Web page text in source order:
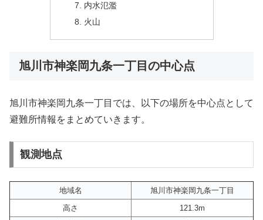
内水氾濫
火山
旭川市神楽岡九条一丁目の中心点
旭川市神楽岡九条一丁目では、以下の場所を中心点として
避難所情報をまとめていきます。
観測地点
地域名
旭川市神楽岡九条一丁目
高さ
121.3m